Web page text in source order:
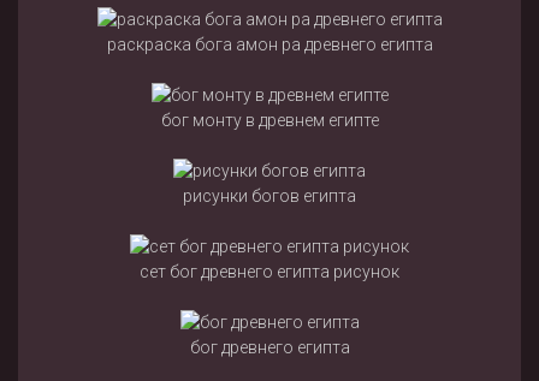
раскраска бога амон ра древнего египта
бог монту в древнем египте
рисунки богов египта
сет бог древнего египта рисунок
бог древнего египта